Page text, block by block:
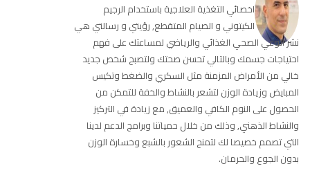
اخصائي التغذية العلاجية باستخدام الرجيم
الكيتوني و الصيام المتقطع, رؤيتي و رسالتي هي
نشر الوعي الصحي الغذائي والرياضي لمساعتك على فهم
احتياجات جسمك وبالتالي تحسن صحتك ولتصبح شخص جديد
خالي من الأمراض المزمنة مثل السكري والضغط وتكيس
المبايض وزيادة الوزن لتشعر بالنشاط والخفة للتمكن من
الحصول على النوم الكافي والعميق, مع زيادة في التركيز
والنشاط الذهني, وذلك من خلال حمياتنا وبرامج الدعم لدينا
التي تصمم خصيصا لك لتمنح الشعور بالشبع وخسارة الوزن
بدون الجوع والحرمان.